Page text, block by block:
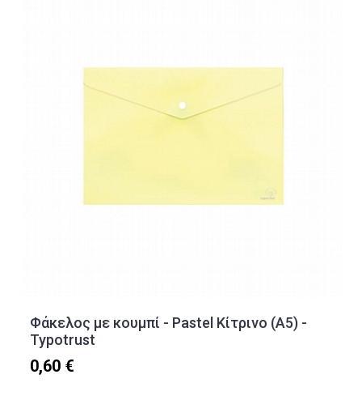
Φάκελος με κουμπί - Pastel Κίτρινο (Α5) -
Typotrust
0,60 €